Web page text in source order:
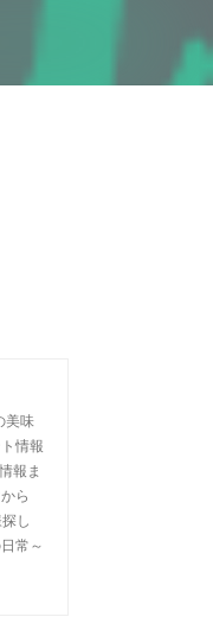
美味
情報
報ま
ら
し
常～